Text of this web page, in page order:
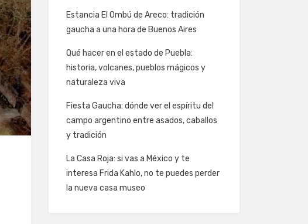
Estancia El Ombú de Areco: tradición
gaucha a una hora de Buenos Aires
Qué hacer en el estado de Puebla:
historia, volcanes, pueblos mágicos y
naturaleza viva
Fiesta Gaucha: dónde ver el espíritu del
campo argentino entre asados, caballos
y tradición
La Casa Roja: si vas a México y te
interesa Frida Kahlo, no te puedes perder
la nueva casa museo